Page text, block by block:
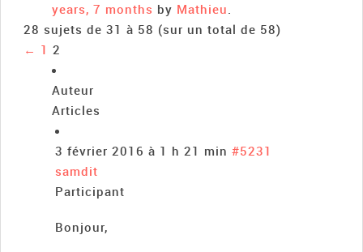
years, 7 months by Mathieu.
28 sujets de 31 à 58 (sur un total de 58)
← 1 2
Auteur
Articles
3 février 2016 à 1 h 21 min #5231
samdit
Participant
Bonjour,